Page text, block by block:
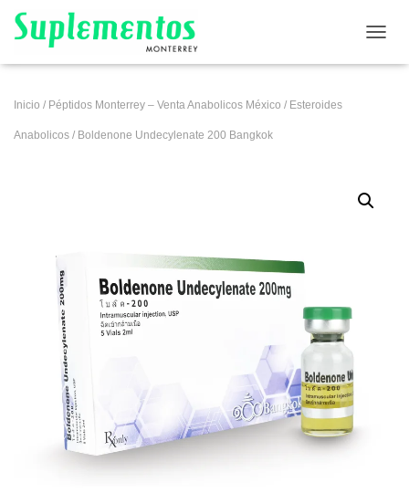
Inicio / Péptidos Monterrey – Venta Anabolicos México / Esteroides
Anabolicos / Boldenone Undecylenate 200 Bangkok